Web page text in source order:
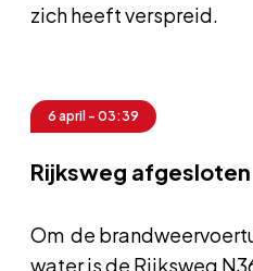
zich heeft verspreid.
6 april - 03:39
Rijksweg afgesloten
Om de
water is de Rijksweg